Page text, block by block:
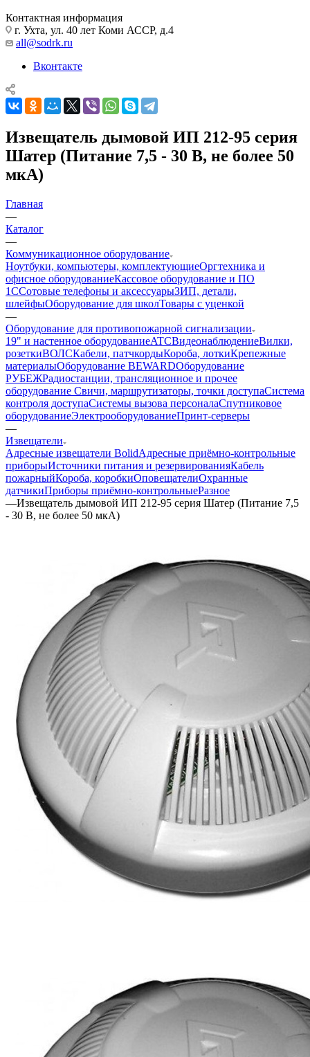
Контактная информация
г. Ухта, ул. 40 лет Коми АССР, д.4
all@sodrk.ru
Вконтакте
Извещатель дымовой ИП 212-95 серия
Шатер (Питание 7,5 - 30 В, не более 50
мкА)
Главная
—
Каталог
—
Коммуникационное оборудование
Ноутбуки, компьютеры, комплектующиеОргтехника и
офисное оборудованиеКассовое оборудование и ПО
1ССотовые телефоны и аксессуарыЗИП, детали,
шлейфыОборудование для школТовары с уценкой
—
Оборудование для противопожарной сигнализации
19" и настенное оборудованиеATCВидеонаблюдениеВилки,
розеткиВОЛСКабели, патчкордыКороба, лоткиКрепежные
материалыОборудование BEWARDОборудование
РУБЕЖРадиостанции, трансляционное и прочее
оборудование Свичи, маршрутизаторы, точки доступаСистема
контроля доступаСистемы вызова персоналаСпутниковое
оборудованиеЭлектрооборудованиеПринт-серверы
—
Извещатели
Адресные извещатели BolidАдресные приёмно-контрольные
приборыИсточники питания и резервированияКабель
пожарныйКороба, коробкиОповещателиОхранные
датчикиПриборы приёмно-контрольныеРазное
—Извещатель дымовой ИП 212-95 серия Шатер (Питание 7,5
- 30 В, не более 50 мкА)